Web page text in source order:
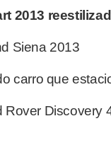
2013
Siena 2013
carro que
Rover Discovery